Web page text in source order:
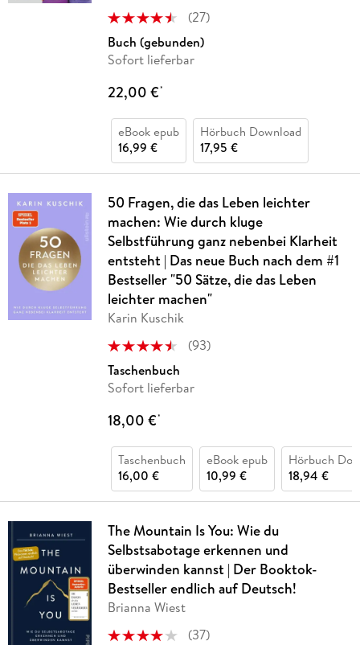
(27)
Buch (gebunden)
Sofort lieferbar
22,00 €*
eBook epub
16,99 €
Hörbuch Download
17,95 €
50 Fragen, die das Leben leichter
machen: Wie durch kluge
Selbstführung ganz nebenbei Klarheit
entsteht | Das neue Buch nach dem #1
Bestseller "50 Sätze, die das Leben
leichter machen"
Karin Kuschik
(93)
Taschenbuch
Sofort lieferbar
18,00 €*
Taschenbuch
16,00 €
eBook epub
10,99 €
Hörbuch
18,94 €
The Mountain Is You: Wie du
Selbstsabotage erkennen und
überwinden kannst | Der Booktok-
Bestseller endlich auf Deutsch!
Brianna Wiest
(37)